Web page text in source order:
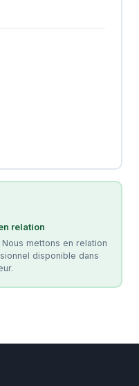
relation
mettons en relation
disponible dans